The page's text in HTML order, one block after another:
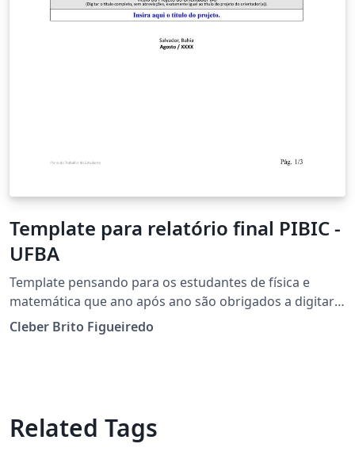
Template para relatório final PIBIC -
UFBA
Template pensando para os estudantes de física e
matemática que ano após ano são obrigados a digitar
seus relatórios finais no MS Word.
Cleber Brito Figueiredo
Related Tags